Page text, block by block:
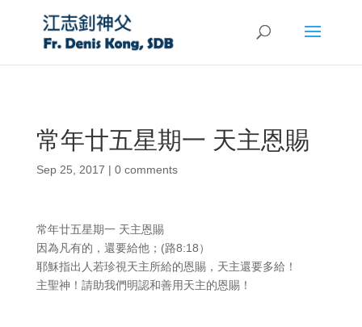
常年廿五星期一 天主恩賜
Sep 25, 2017 | 0 comments
常年廿五星期一 天主恩賜
因為凡有的，還要給他；(路8:18）
耶穌指出人若珍視天主所給的恩賜，天主還要多給！
主聖神！請助我們明認和善用天主的恩賜！